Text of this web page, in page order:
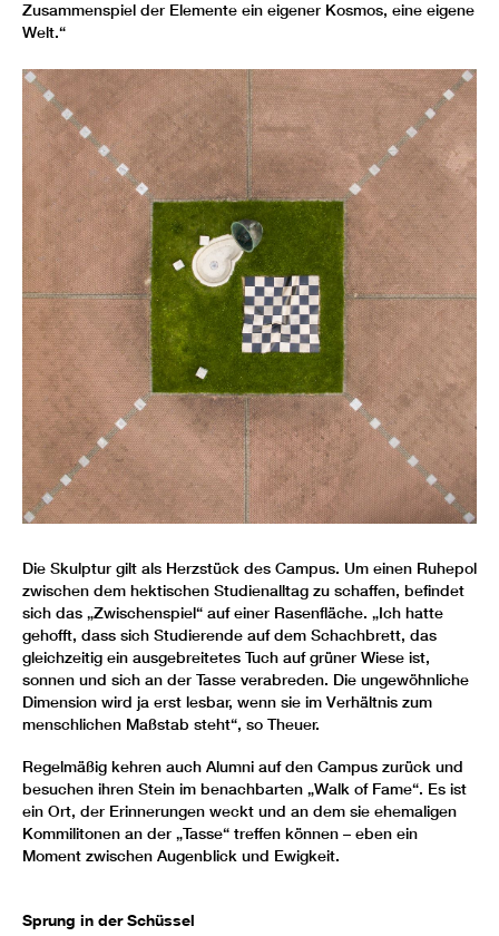
Zusammenspiel der Elemente ein eigener Kosmos, eine eigene
Welt.“
Die Skulptur gilt als Herzstück des Campus. Um einen Ruhepol
zwischen dem hektischen Studienalltag zu schaffen, befindet
sich das „Zwischenspiel“ auf einer Rasenfläche. „Ich hatte
gehofft, dass sich Studierende auf dem Schachbrett, das
gleichzeitig ein ausgebreitetes Tuch auf grüner Wiese ist,
sonnen und sich an der Tasse verabreden. Die ungewöhnliche
Dimension wird ja erst lesbar, wenn sie im Verhältnis zum
menschlichen Maßstab steht“, so Theuer.
Regelmäßig kehren auch Alumni auf den Campus zurück und
besuchen ihren Stein im benachbarten „Walk of Fame“. Es ist
ein Ort, der Erinnerungen weckt und an dem sie ehemaligen
Kommilitonen an der „Tasse“ treffen können – eben ein
Moment zwischen Augenblick und Ewigkeit.
Sprung in der Schüssel